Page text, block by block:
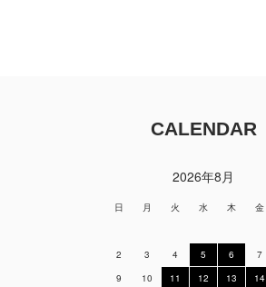
CALENDAR
2026年8月
日 月 火 水 木 金
2
3 4 5 6 7
9
10 11 12 13 14